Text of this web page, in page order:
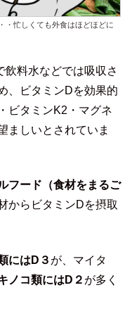
・忙しくても外食はほどほどに
飲料水などでは吸収さ
、ビタミンDを効果的
ビタミンK2・マグネ
ましいとされていま
フード（食材をまるご
からビタミンDを摂取
にはD３ が、マイタ
ノコ類にはD２ が多く